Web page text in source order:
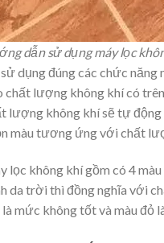
dẫn sử dụng máy lọc
sử dụng đúng các chức năng
chất lượng không khí có
lượng không khí sẽ tự
màu tương ứng với chất
lọc không khí gồm có 4
da trời thì đồng nghĩa với
mức không tốt và màu đỏ